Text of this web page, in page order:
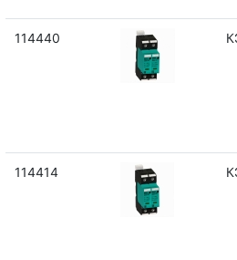
114440
114414